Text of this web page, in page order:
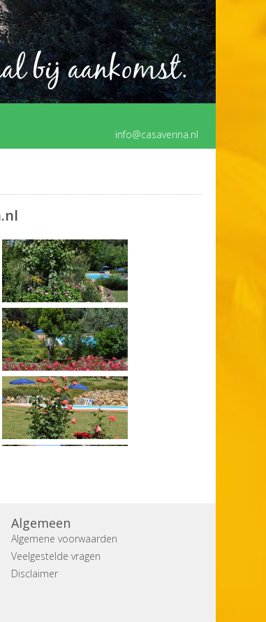
bij aankomst.
info@casaverina.nl
Algemeen
Algemene voorwaarden
Veelgestelde vragen
Disclaimer